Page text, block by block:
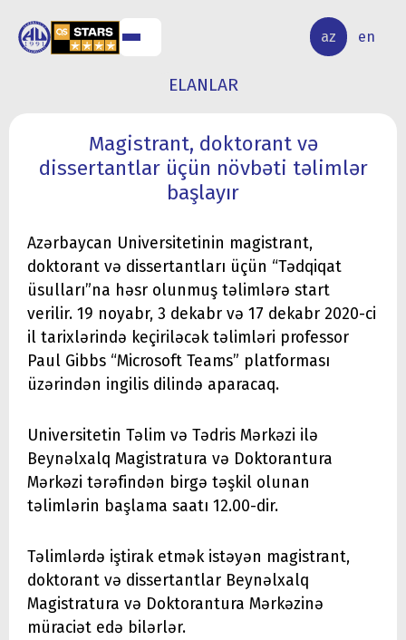
az en
ELMİ
TƏDQİQAT
ELANLAR
Magistrant, doktorant və
dissertantlar üçün növbəti təlimlər
başlayır
Azərbaycan Universitetinin magistrant,
doktorant və dissertantları üçün “Tədqiqat
üsulları”na həsr olunmuş təlimlərə start
verilir. 19 noyabr, 3 dekabr və 17 dekabr 2020-ci
il tarixlərində keçiriləcək təlimləri professor
Paul Gibbs “Microsoft Teams” platforması
üzərindən ingilis dilində aparacaq.
Universitetin Təlim və Tədris Mərkəzi ilə
Beynəlxalq Magistratura və Doktorantura
Mərkəzi tərəfindən birgə təşkil olunan
təlimlərin başlama saatı 12.00-dir.
Təlimlərdə iştirak etmək istəyən magistrant,
doktorant və dissertantlar Beynəlxalq
Magistratura və Doktorantura Mərkəzinə
müraciət edə bilərlər.